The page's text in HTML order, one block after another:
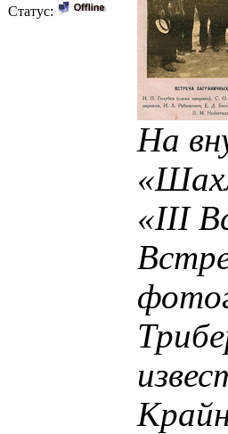
Статус:
На
«III